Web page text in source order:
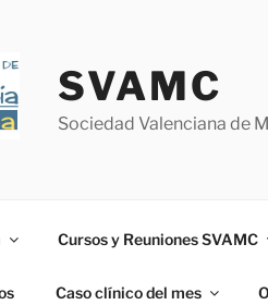
SVAMC
Sociedad Valenciana de
Cursos y Reuniones SVAMC
Caso clínico del mes